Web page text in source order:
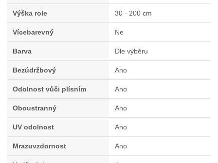
Výška role 30 - 200 cm
Vícebarevný Ne
Barva Dle výběru
Bezúdržbový Ano
Odolnost vůči plísním Ano
Oboustranný Ano
UV odolnost Ano
Mrazuvzdornost Ano